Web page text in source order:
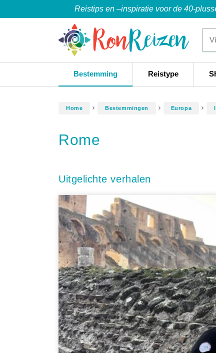
Reistips en –inspiratie voor de 40-
Bestemming Reistype
Home Bestemmingen Europa
Rome
Uitgelichte verhalen